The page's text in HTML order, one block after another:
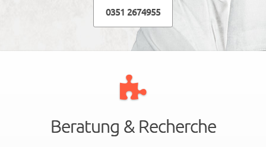
0351 2674955
Beratung & Recherche